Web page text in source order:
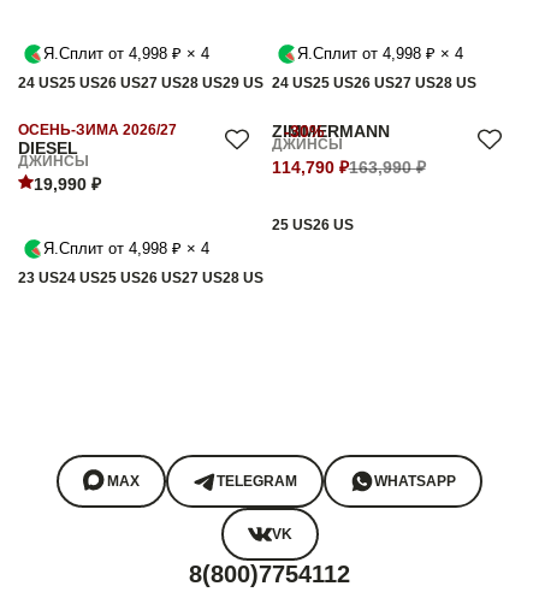
Я.Сплит от 4,998 ₽ × 4
24 US25 US26 US27 US28 US29 US
Я.Сплит от 4,998 ₽ × 4
24 US25 US26 US27 US28 US
DIESEL
ОСЕНЬ-ЗИМА 2026/27
ДЖИНСЫ
19,990 ₽
Я.Сплит от 4,998 ₽ × 4
23 US24 US25 US26 US27 US28 US
-30%
ZIMMERMANN
ДЖИНСЫ
114,790 ₽163,990 ₽
25 US26 US
MAX TELEGRAM WHATSAPP
VK
8(800)7754112